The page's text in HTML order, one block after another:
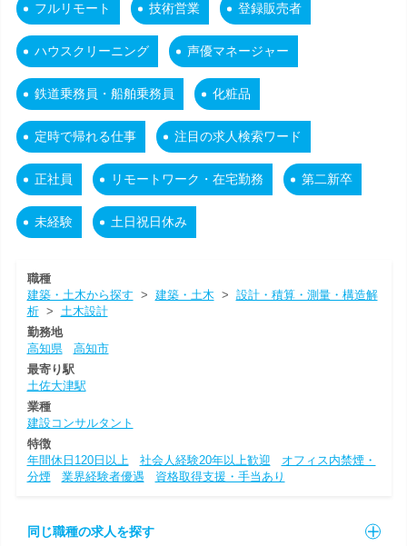
フルリモート 技術営業 登録販売者
ハウスクリーニング 声優マネージャー
鉄道乗務員・船舶乗務員 化粧品
定時で帰れる仕事 注目の求人検索ワード
正社員 リモートワーク・在宅勤務 第二新卒
未経験 土日祝日休み
職種
建築・土木から探す > 建築・土木 > 設計・積算・測量・構造解
析> 土木設計
勤務地
高知県
高知市
最寄り駅
土佐大津駅
業種
建設コンサルタント
特徴
年間休日120日以上
社会人経験20年以上歓迎
オフィス内禁煙・
分煙
業界経験者優遇 資格取得支援・手当あり
同じ職種の求人を探す